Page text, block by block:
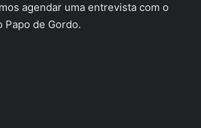
agendar uma entrevista com o
Papo de Gordo.